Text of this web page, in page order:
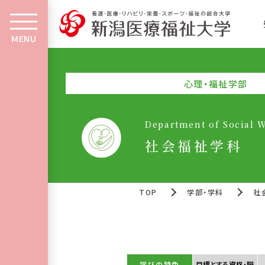
MENU
心理・福祉学部
Department of Social
社会福祉学科
TOP 学部・学科 社